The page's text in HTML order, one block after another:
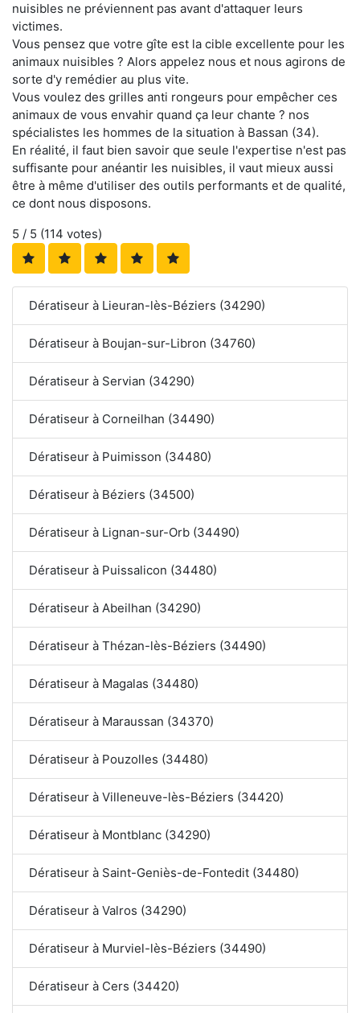
nuisibles ne préviennent pas avant d'attaquer leurs
victimes.
Vous pensez que votre gîte est la cible excellente pour les
animaux nuisibles ? Alors appelez nous et nous agirons de
sorte d'y remédier au plus vite.
Vous voulez des grilles anti rongeurs pour empêcher ces
animaux de vous envahir quand ça leur chante ? nos
spécialistes les hommes de la situation à Bassan (34).
En réalité, il faut bien savoir que seule l'expertise n'est pas
suffisante pour anéantir les nuisibles, il vaut mieux aussi
être à même d'utiliser des outils performants et de qualité,
ce dont nous disposons.
5 / 5 (114 votes)
Dératiseur à Lieuran-lès-Béziers (34290)
Dératiseur à Boujan-sur-Libron (34760)
Dératiseur à Servian (34290)
Dératiseur à Corneilhan (34490)
Dératiseur à Puimisson (34480)
Dératiseur à Béziers (34500)
Dératiseur à Lignan-sur-Orb (34490)
Dératiseur à Puissalicon (34480)
Dératiseur à Abeilhan (34290)
Dératiseur à Thézan-lès-Béziers (34490)
Dératiseur à Magalas (34480)
Dératiseur à Maraussan (34370)
Dératiseur à Pouzolles (34480)
Dératiseur à Villeneuve-lès-Béziers (34420)
Dératiseur à Montblanc (34290)
Dératiseur à Saint-Geniès-de-Fontedit (34480)
Dératiseur à Valros (34290)
Dératiseur à Murviel-lès-Béziers (34490)
Dératiseur à Cers (34420)